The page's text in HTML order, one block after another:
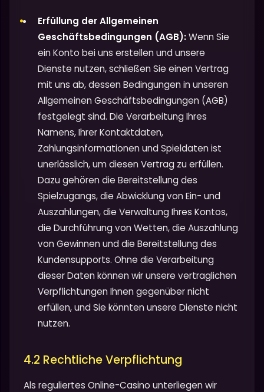
Erfüllung der Allgemeinen
Geschäftsbedingungen (AGB):Wenn Sie
ein Konto bei uns erstellen und unsere
Dienste nutzen, schließen Sie einen Vertrag
mit uns ab, dessen Bedingungen in unseren
Allgemeinen Geschäftsbedingungen (AGB)
festgelegt sind. Die Verarbeitung Ihres
Namens, Ihrer Kontaktdaten,
Zahlungsinformationen und Spieldaten ist
unerlässlich, um diesen Vertrag zu erfüllen.
Dazu gehören die Bereitstellung des
Spielzugangs, die Abwicklung von Ein- und
Auszahlungen, die Verwaltung Ihres Kontos,
die Durchführung von Wetten, die Auszahlung
von Gewinnen und die Bereitstellung des
Kundensupports. Ohne die Verarbeitung
dieser Daten können wir unsere vertraglichen
Verpflichtungen Ihnen gegenüber nicht
erfüllen, und Sie könnten unsere Dienste nicht
nutzen.
4.2 Rechtliche Verpflichtung
Als reguliertes Online-Casino unterliegen wir